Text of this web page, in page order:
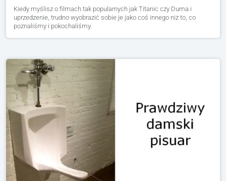
Kiedy myślisz o filmach tak popularnych jak Titanic czy Duma i
uprzedzenie, trudno wyobrazić sobie je jako coś innego niż to, co
poznaliśmy i pokochaliśmy.